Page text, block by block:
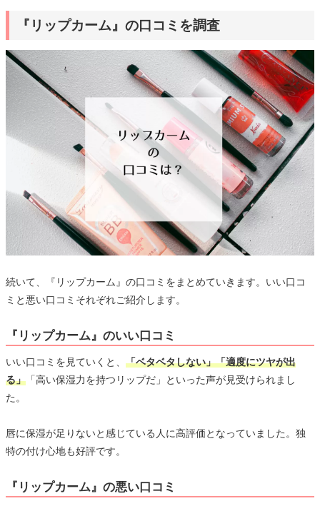
『リップカーム』の口コミを調査
続いて、『リップカーム』の口コミをまとめていきます。いい口コ
ミと悪い口コミそれぞれご紹介します。
『リップカーム』のいい口コミ
いい口コミを見ていくと、 「ベタベタしない」「適度にツヤが出
る」 「高い保湿力を持つリップだ」といった声が見受けられまし
た。
唇に保湿が足りないと感じている人に高評価となっていました。独
特の付け心地も好評です。
『リップカーム』の悪い口コミ